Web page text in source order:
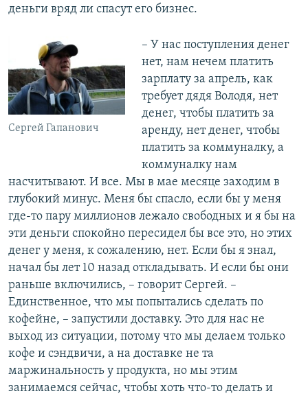
деньги вряд ли спасут его бизнес.
Сергей Гапанович
– У нас поступления денег
нет, нам нечем платить
зарплату за апрель, как
требует дядя Володя, нет
денег, чтобы платить за
аренду, нет денег, чтобы
платить за коммуналку, а
коммуналку нам
насчитывают. И все. Мы в мае месяце заходим в
глубокий минус. Меня бы спасло, если бы у меня
где-то пару миллионов лежало свободных и я бы на
эти деньги спокойно пересидел бы все это, но этих
денег у меня, к сожалению, нет. Если бы я знал,
начал бы лет 10 назад откладывать. И если бы они
раньше включились, – говорит Сергей. –
Единственное, что мы попытались сделать по
кофейне, – запустили доставку. Это для нас не
выход из ситуации, потому что мы делаем только
кофе и сэндвичи, а на доставке не та
маржинальность у продукта, но мы этим
занимаемся сейчас, чтобы хоть что-то делать и